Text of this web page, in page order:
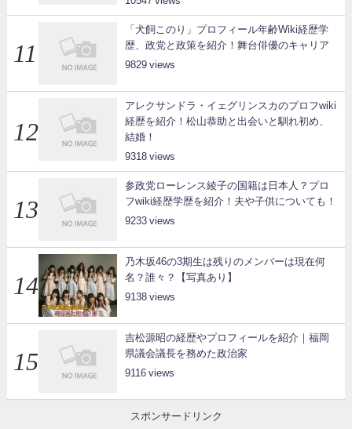
「犬飼このり」プロフィール年齢Wiki経歴学
歴、政党と政策を紹介！舞台俳優のキャリア
9829
アレクサンドラ・イェグリンスカのプロフwiki
経歴を紹介！松山恭助と出会いと馴れ初め、
結婚！
9318
参政党ローレンス綾子の国籍は日本人？プロ
フwiki経歴学歴を紹介！夫や子供についても！
9233
乃木坂46の3期生は残りのメンバーは現在何
名？誰々？【写真あり】
9138
吉松源昭の経歴やプロフィールを紹介｜福岡
県議会議長を務めた政治家
9116
スポンサードリンク